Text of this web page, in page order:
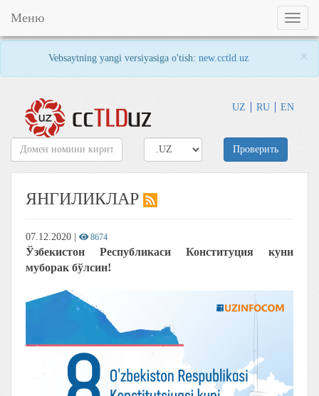
Vebsaytning yangi versiyasiga o'tish: new.cctld.uz ×
UZ RU EN
Toggle
Меню
Проверить
ЯНГИЛИКЛАР
07.12.2020 8674
Ўзбекистон Республикаси Конституция куни
муборак бўлсин!